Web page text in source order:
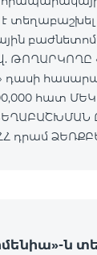
ՆՎԱԶԱԳՈՒՅՆ
ն